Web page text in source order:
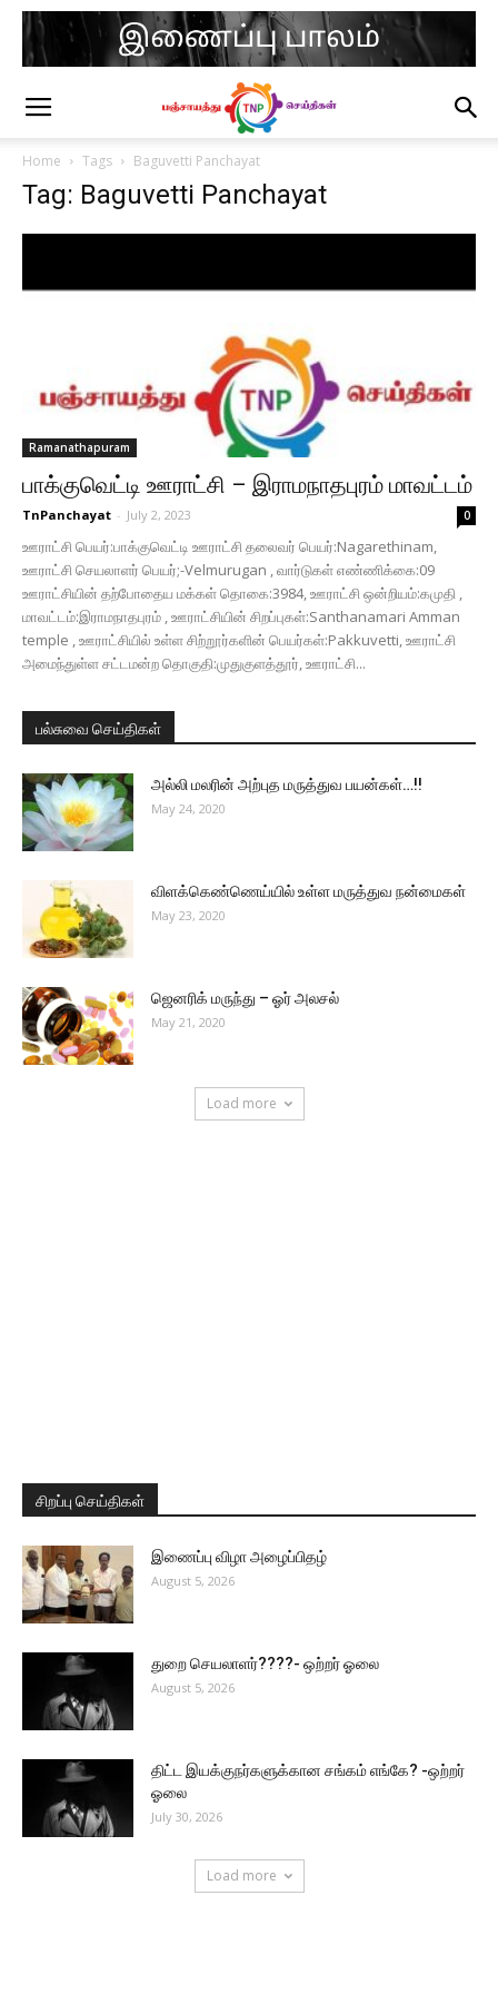
Home Tags Baguvetti Panchayat
Tag: Baguvetti Panchayat
Ramanathapuram
பாக்குவெட்டி ஊராட்சி – இராமநாதபுரம் மாவட்டம்
TnPanchayat - July 2, 2023 0
ஊராட்சி பெயர்:பாக்குவெட்டி ஊராட்சி தலைவர் பெயர்:Nagarethinam,
ஊராட்சி செயலாளர் பெயர்;-Velmurugan , வார்டுகள் எண்ணிக்கை:09
ஊராட்சியின் தற்போதைய மக்கள் தொகை:3984, ஊராட்சி ஒன்றியம்:கமுதி ,
மாவட்டம்:இராமநாதபுரம் , ஊராட்சியின் சிறப்புகள்:Santhanamari Amman
temple , ஊராட்சியில் உள்ள சிற்றூர்களின் பெயர்கள்:Pakkuvetti, ஊராட்சி
அமைந்துள்ள சட்டமன்ற தொகுதி:முதுகுளத்தூர், ஊராட்சி...
பல்சுவை செய்திகள்
அல்லி மலரின் அற்புத மருத்துவ பயன்கள்…!!
May 24, 2020
விளக்கெண்ணெய்யில் உள்ள மருத்துவ நன்மைகள்
May 23, 2020
ஜெனரிக் மருந்து – ஓர் அலசல்
May 21, 2020
Load more
சிறப்பு செய்திகள்
இணைப்பு விழா அழைப்பிதழ்
August 5, 2026
துறை செயலாளர்????- ஒற்றர் ஓலை
August 5, 2026
திட்ட இயக்குநர்களுக்கான சங்கம் எங்கே? -ஒற்றர்
ஓலை
July 30, 2026
Load more